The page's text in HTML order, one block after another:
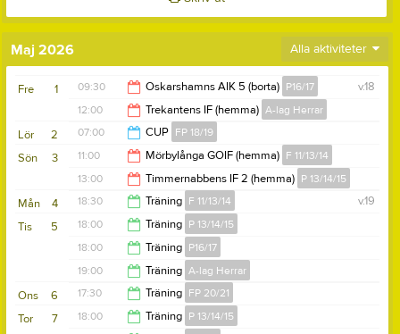
Maj 2026 Alla aktiviteter
1
Fre v.18
09:30 Oskarshamns AIK 5 (borta) P16/17
11:30
12:00 Trekantens IF (hemma) A-lag Herrar
14:00
2
Lör 07:00 CUP FP 18/19
17:00
3
Sön 11:00 Mörbylånga GOIF (hemma) F 11/13/14
12:30
13:00 Timmernabbens IF 2 (hemma) P 13/14/15
15:00
4
Mån v.19
18:30 Träning F 11/13/14
20:00
5
Tis 18:00 Träning P 13/14/15
19:30
18:00 Träning P16/17
19:00
19:00 Träning A-lag Herrar
20:30
6
Ons 17:30 Träning FP 20/21
7
Tor 18:00 Träning P 13/14/15